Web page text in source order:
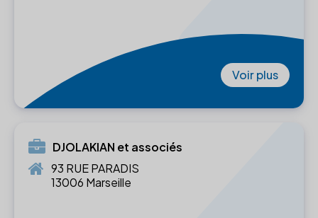
Voir plus
DJOLAKIAN et associés
93 RUE PARADIS
13006 Marseille